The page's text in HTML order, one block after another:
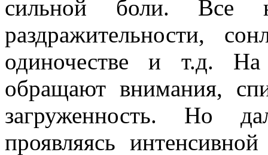
сильной боли. Все
раздражительности,
одиночестве и т.д.
обращают внимания,
загруженность. Но
проявляясь